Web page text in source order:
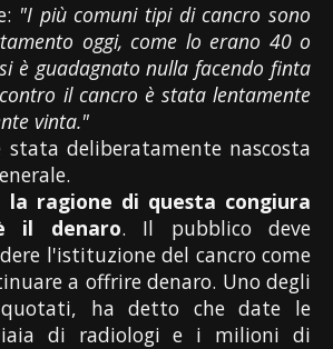
"I più comuni tipi di cancro sono
oggi, come lo erano 40 o
è guadagnato nulla facendo finta
il cancro è stata lentamente
vinta."
stata deliberatamente nascosta
la ragione di questa congiura
il denaro. Il pubblico deve
l'istituzione del cancro come
a offrire denaro. Uno degli
ha detto che date le
di radiologi e i milioni di